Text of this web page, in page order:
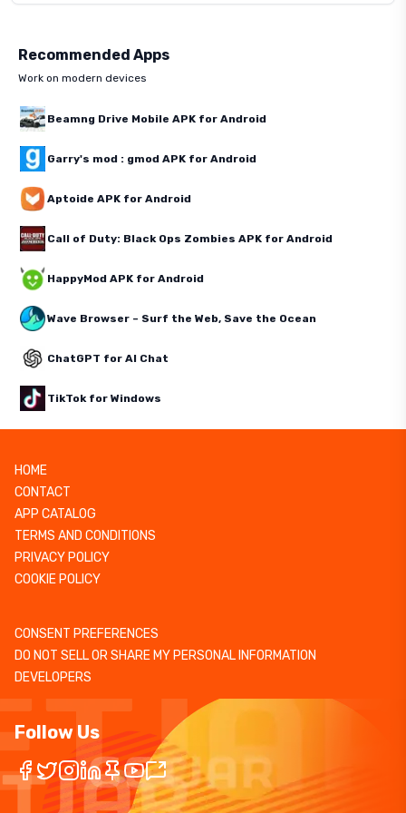
Recommended Apps
Work on modern devices
Beamng Drive Mobile APK for Android
Garry's mod : gmod APK for Android
Aptoide APK for Android
Call of Duty: Black Ops Zombies APK for Android
HappyMod APK for Android
Wave Browser – Surf the Web, Save the Ocean
ChatGPT for AI Chat
TikTok for Windows
HOME
CONTACT
APP CATALOG
TERMS AND CONDITIONS
PRIVACY POLICY
COOKIE POLICY
CONSENT PREFERENCES
DO NOT SELL OR SHARE MY PERSONAL INFORMATION
DEVELOPERS
Follow Us